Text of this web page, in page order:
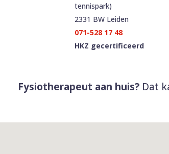
tennispark)
2331 BW Leiden
071-528 17 48
HKZ gecertificeerd
Fysiotherapeut aan huis? Dat